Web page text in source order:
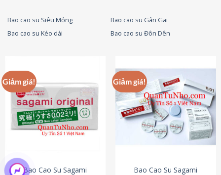
thể.
tùy
thể
được
chọn
trên
trang
sản
phẩm
Bao cao su Siêu Mỏng
Bao cao su Gân Gai
Bao cao su Kéo dài
Bao cao su Đôn Dên
Giảm giá!
Bao Cao Su Sagami
Giảm giá!
Bao Cao Su Sagami